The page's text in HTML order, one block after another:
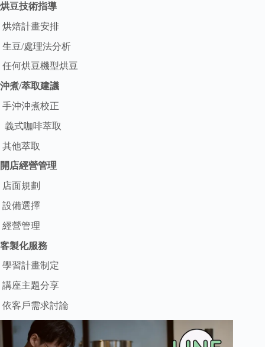
烘豆技術指導
烘焙計畫安排
生豆/處理法分析
任何烘豆機型烘豆
沖煮/萃取建議
手沖沖煮校正
義式咖啡萃取
其他萃取
開店經營管理
店面規劃
設備選擇
經營管理
客製化服務
學習計畫制定
講座主題分享
依客戶需求討論